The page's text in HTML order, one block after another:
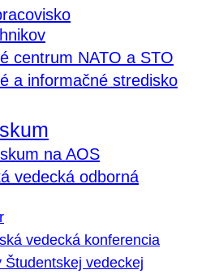
centrum NATO a STO
a informačné stredisko
na AOS
vedecká odborná
vedecká konferencia
Študentskej vedeckej